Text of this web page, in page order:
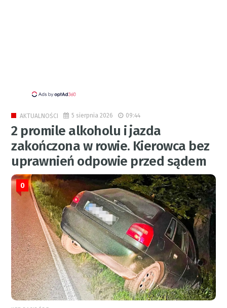
AKTUALNOŚCI 5 sierpnia 2026 09:44
2 promile alkoholu i jazda
zakończona w rowie. Kierowca bez
uprawnień odpowie przed sądem
0